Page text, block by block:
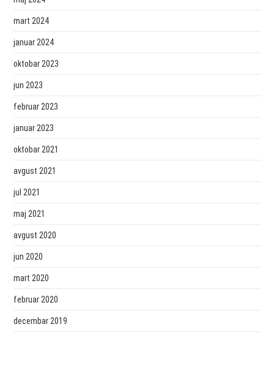
mart 2024
januar 2024
oktobar 2023
jun 2023
februar 2023
januar 2023
oktobar 2021
avgust 2021
jul 2021
maj 2021
avgust 2020
jun 2020
mart 2020
februar 2020
decembar 2019